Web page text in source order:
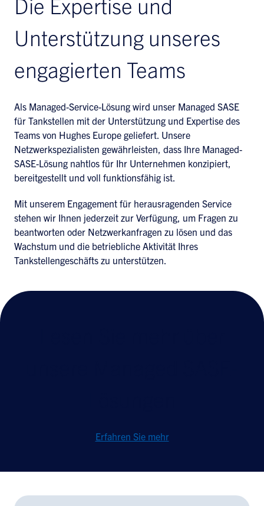
Unterstützung unseres
engagierten Teams
Als Managed-Service-Lösung wird unser Managed SASE
für Tankstellen mit der Unterstützung und Expertise des
Teams von Hughes Europe geliefert. Unsere
Netzwerkspezialisten gewährleisten, dass Ihre Managed-
SASE-Lösung nahtlos für Ihr Unternehmen konzipiert,
bereitgestellt und voll funktionsfähig ist.
Mit unserem Engagement für herausragenden Service
stehen wir Ihnen jederzeit zur Verfügung, um Fragen zu
beantworten oder Netzwerkanfragen zu lösen und das
Wachstum und die betriebliche Aktivität Ihres
Tankstellengeschäfts zu unterstützen.
Erfahren Sie mehr